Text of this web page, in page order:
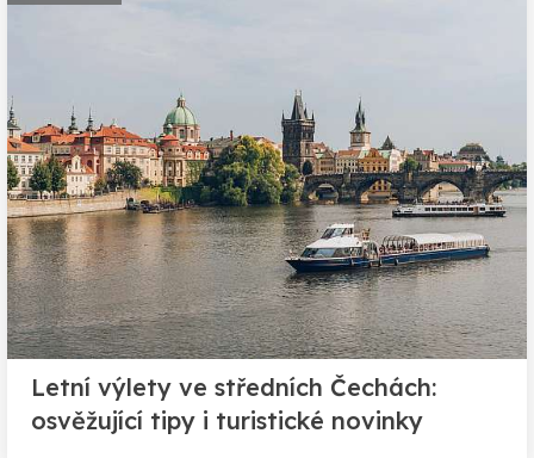
Letní výlety ve středních Čechách:
osvěžující tipy i turistické novinky